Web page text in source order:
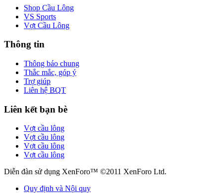
Shop Cầu Lông
VS Sports
Vợt Cầu Lông
Thông tin
Thông báo chung
Thắc mắc, góp ý
Trợ giúp
Liên hệ BQT
Liên kết bạn bè
Vợt cầu lông
Vợt cầu lông
Vợt cầu lông
Vợt cầu lông
Diễn đàn sử dụng XenForo™ ©2011 XenForo Ltd.
Quy định và Nội quy